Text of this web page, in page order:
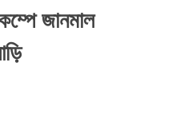
জানমাল